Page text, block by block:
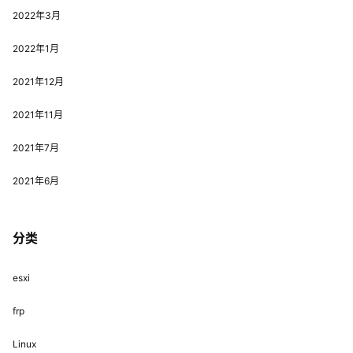
2022年3月
2022年1月
2021年12月
2021年11月
2021年7月
2021年6月
分类
esxi
frp
Linux